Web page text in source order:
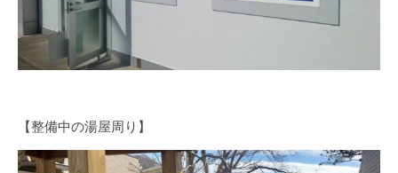
【整備中の湯屋周り】